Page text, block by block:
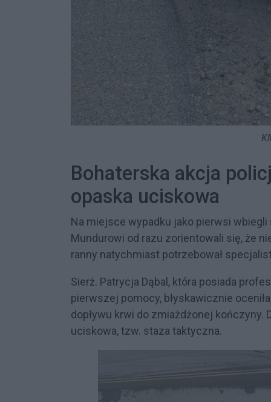
Bohaterska akcja
opaska uciskowa
Na miejsce wypadku jako pierwsi wbiegli
Mundurowi od razu zorientowali się, że
ranny natychmiast potrzebował
Sierż. Patrycja Dąbal, która posiada
pierwszej pomocy, błyskawicznie
dopływu krwi do zmiażdżonej kończyny.
uciskowa, tzw. staza taktyczna.